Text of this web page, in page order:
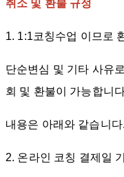
취소 및 환불 규정
1. 1:1코칭수업 이므로
단순변심 및 기타 사유
회 및 환불이 가능합니
내용은 아래와 같습니다.
2. 온라인 코칭 결제일